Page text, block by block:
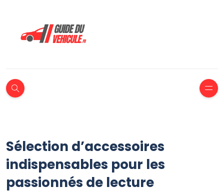
Sélection d’accessoires
indispensables pour les
passionnés de lecture